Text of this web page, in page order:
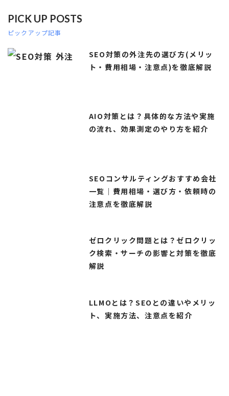
PICK UP POSTS
ピックアップ記事
SEO対策の外注先の選び方(メリッ
ト・費用相場・注意点)を徹底解説
AIO対策とは？具体的な方法や実施
の流れ、効果測定のやり方を紹介
SEOコンサルティングおすすめ会社
一覧｜費用相場・選び方・依頼時の
注意点を徹底解説
ゼロクリック問題とは？ゼロクリッ
ク検索・サーチの影響と対策を徹底
解説
LLMOとは？SEOとの違いやメリッ
ト、実施方法、注意点を紹介